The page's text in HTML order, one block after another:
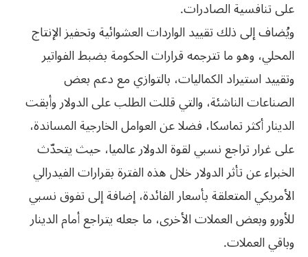
على تنافسية الصادرات.
ويُضاف إلى ذلك تقييد الواردات العشوائية وتحفيز الإنتاج
المحلي، وهو ما تترجمه قرارات الحكومة بضبط الفواتير
وتقييد استيراد الكماليات، بالتوازي مع دعم بعض
الصناعات الناشئة، والتي قللت الطلب على الدولار وأبقت
الدينار أكثر تماسكا، فضلا عن العوامل الخارجية المساندة،
على غرار تراجع نسبي لقوة الدولار عالميا، حيث يتحدّث
الخبراء عن تأثر الدولار خلال هذه الفترة بقرارات الفيدرالي
الأمريكي المتعلقة بأسعار الفائدة، إضافة إلى تفوق نسبي
للأورو وبعض العملات الأخرى، ما جعله يتراجع أمام الدينار
وباقي العملات.